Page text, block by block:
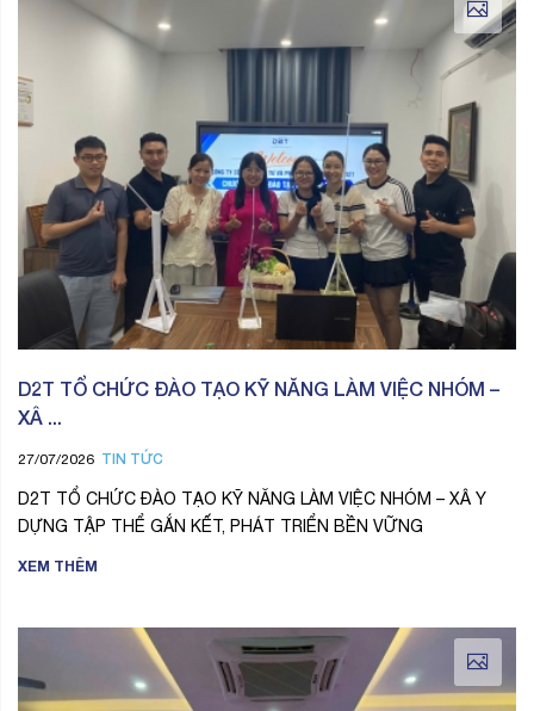
D2T TỔ CHỨC ĐÀO TẠO KỸ NĂNG LÀM VIỆC NHÓM –
XÂ ...
27/07/2026 TIN TỨC
D2T TỔ CHỨC ĐÀO TẠO KỸ NĂNG LÀM VIỆC NHÓM – XÂ Y
DỰNG TẬP THỂ GẮN KẾT, PHÁT TRIỂN BỀN VỮNG
XEM THÊM